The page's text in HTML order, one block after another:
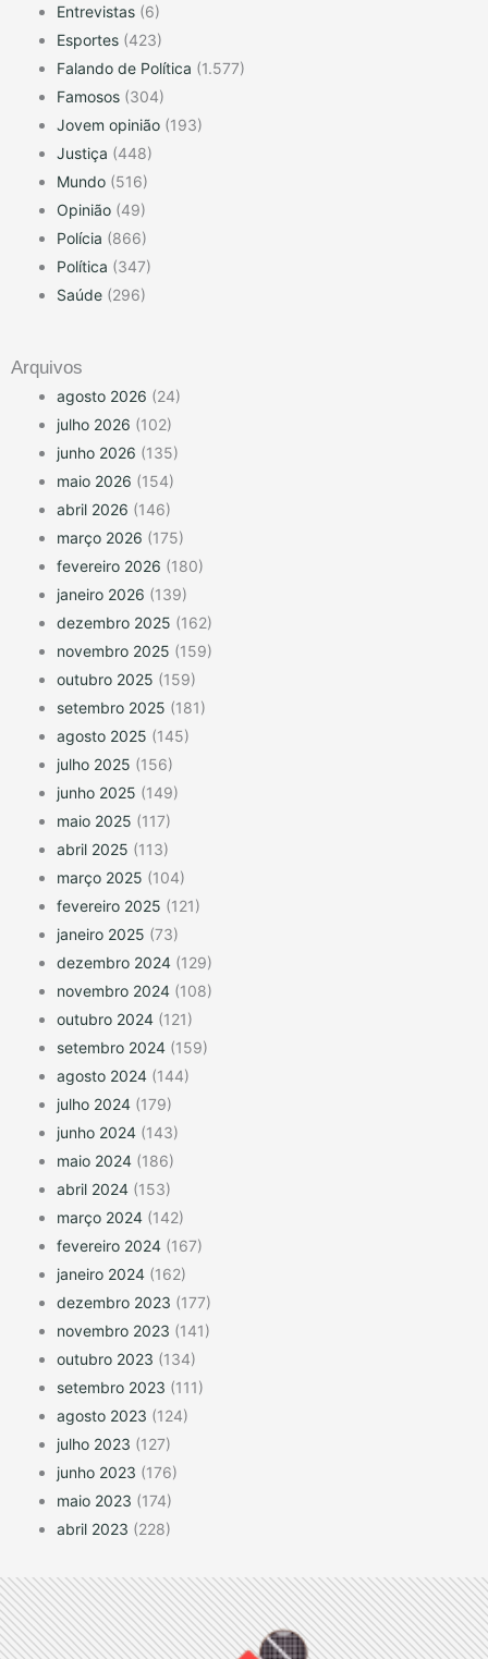
Entrevistas (6)
Esportes (423)
Falando de Política (1.577)
Famosos (304)
Jovem opinião (193)
Justiça (448)
Mundo (516)
Opinião (49)
Polícia (866)
Política (347)
Saúde (296)
Arquivos
agosto 2026 (24)
julho 2026 (102)
junho 2026 (135)
maio 2026 (154)
abril 2026 (146)
março 2026 (175)
fevereiro 2026 (180)
janeiro 2026 (139)
dezembro 2025 (162)
novembro 2025 (159)
outubro 2025 (159)
setembro 2025 (181)
agosto 2025 (145)
julho 2025 (156)
junho 2025 (149)
maio 2025 (117)
abril 2025 (113)
março 2025 (104)
fevereiro 2025 (121)
janeiro 2025 (73)
dezembro 2024 (129)
novembro 2024 (108)
outubro 2024 (121)
setembro 2024 (159)
agosto 2024 (144)
julho 2024 (179)
junho 2024 (143)
maio 2024 (186)
abril 2024 (153)
março 2024 (142)
fevereiro 2024 (167)
janeiro 2024 (162)
dezembro 2023 (177)
novembro 2023 (141)
outubro 2023 (134)
setembro 2023 (111)
agosto 2023 (124)
julho 2023 (127)
junho 2023 (176)
maio 2023 (174)
abril 2023 (228)